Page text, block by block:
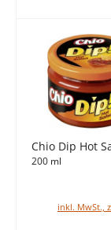
Chio Dip Hot
200 ml
inkl. MwSt.,